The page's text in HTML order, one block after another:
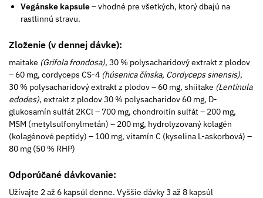
Vegánske kapsule– vhodné pre všetkých, ktorý dbajú na
rastlinnú stravu.
Zloženie (v dennej dávke):
maitake (Grifola frondosa), 30 % polysacharidový extrakt z plodov
– 60 mg, cordyceps CS-4 (húsenica čínska, Cordyceps sinensis),
30 % polysacharidový extrakt z plodov – 60 mg, shiitake (Lentinula
edodes), extrakt z plodov 30 % polysacharidov 60 mg, D-
glukosamín sulfát 2KCl – 700 mg, chondroitín sulfát – 200 mg,
MSM (metylsulfonylmetán) – 200 mg, hydrolyzovaný kolagén
(kolagénové peptidy) – 100 mg, vitamín C (kyselina L-askorbová) –
80 mg (50 % RHP)
Odporúčané dávkovanie:
Užívajte 2 až 6 kapsúl denne. Vyššie dávky 3 až 8 kapsúl